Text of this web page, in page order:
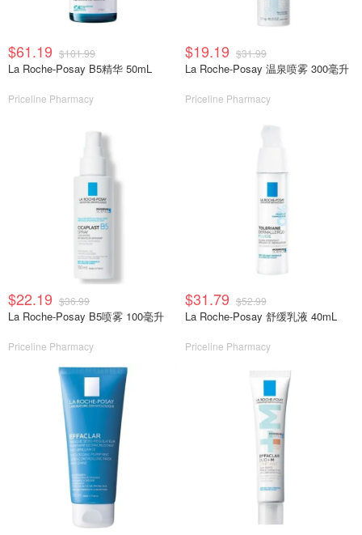
$61.19 $101.99
La Roche-Posay B5精华 50mL
Priceline Pharmacy
$19.19 $31.99
La Roche-Posay 温泉喷雾 300毫升
Priceline Pharmacy
$22.19 $36.99
La Roche-Posay B5喷雾 100毫升
Priceline Pharmacy
$31.79 $52.99
La Roche-Posay 舒缓乳液 40mL
Priceline Pharmacy